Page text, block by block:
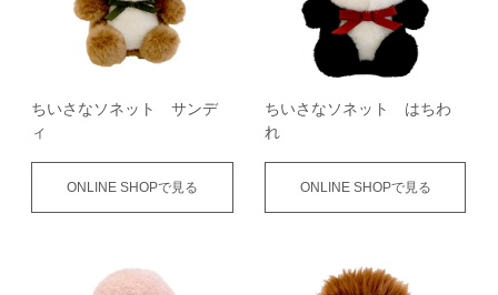
ちいさなソネット サンデ
ィ
ONLINE SHOPで見る
ちいさなソネット はちわ
れ
ONLINE SHOPで見る